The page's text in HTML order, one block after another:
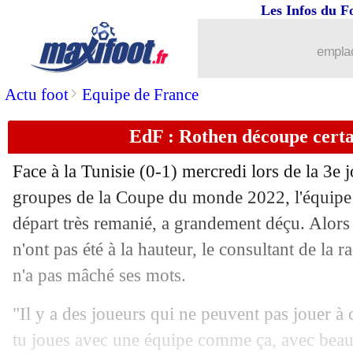
Actu foot> Equipe de France
Les Infos du
EdF : Rothen découpe
Face à la Tunisie (0-1) mercredi lors de la 3e
groupes de la Coupe du monde 2022,
départ très remanié, a grandement déçu.
n'ont pas été à la hauteur, le consultant de la
n'a pas mâché ses mots.
"Il y a des joueurs qui ne peuvent pas jouer à
tu joues avec une équipe comme ça, avec
: Croatie-Belgique, les compos
01/12 Barça: l'agent de Kessié calme les
01/12 EdF: Riolo voit déjà les Bleus en
West Ham: son avenir, Rice met la
01/12 Portugal: Ronaldo, Santos maintient
01/12 Man Utd: Fernandes surveillé par le
01/12 PSG: les bons souvenirs de
01/12 OM: Gerson, Flamengo reste à